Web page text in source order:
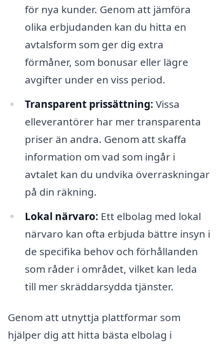
för nya kunder. Genom att jämföra
olika erbjudanden kan du hitta en
avtalsform som ger dig extra
förmåner, som bonusar eller lägre
avgifter under en viss period.
Transparent prissättning: Vissa
elleverantörer har mer transparenta
priser än andra. Genom att skaffa
information om vad som ingår i
avtalet kan du undvika överraskningar
på din räkning.
Lokal närvaro: Ett elbolag med lokal
närvaro kan ofta erbjuda bättre insyn i
de specifika behov och förhållanden
som råder i området, vilket kan leda
till mer skräddarsydda tjänster.
Genom att utnyttja plattformar som
hjälper dig att hitta bästa elbolag i